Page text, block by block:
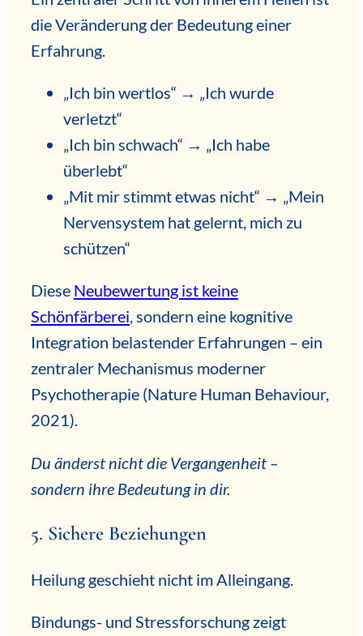
die Veränderung der Bedeutung einer
Erfahrung.
„Ich bin wertlos“ → „Ich wurde
verletzt“
„Ich bin schwach“ → „Ich habe
überlebt“
„Mit mir stimmt etwas nicht“ → „Mein
Nervensystem hat gelernt, mich zu
schützen“
Diese Neubewertung ist keine
Schönfärberei, sondern eine kognitive
Integration belastender Erfahrungen – ein
zentraler Mechanismus moderner
Psychotherapie (Nature Human Behaviour,
2021).
Du änderst nicht die Vergangenheit –
sondern ihre Bedeutung in dir.
5. Sichere Beziehungen
Heilung geschieht nicht im Alleingang.
Bindungs- und Stressforschung zeigt